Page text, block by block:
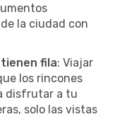
la ciudad con
fila: Viajar
los rincones
disfrutar a tu
solo las vistas